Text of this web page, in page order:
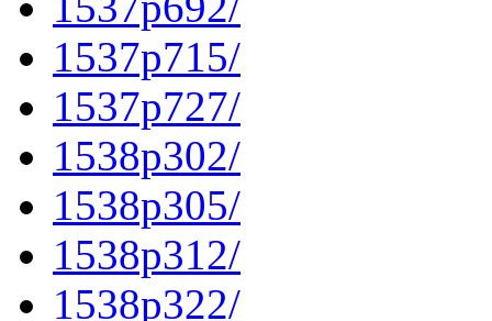
1537p715/
1537p727/
1538p302/
1538p305/
1538p312/
1538p322/